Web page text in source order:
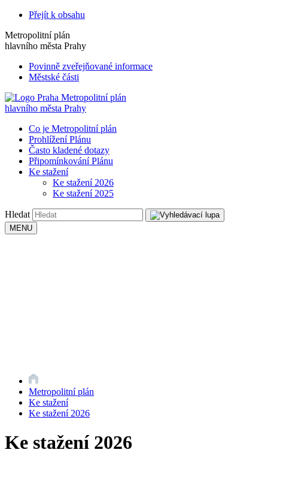
Přejít k obsahu
Metropolitní plán
hlavního města Prahy
Povinně zveřejňované informace
Městské části
Metropolitní plán
hlavního města Prahy
Co je Metropolitní plán
Prohlížení Plánu
Často kladené dotazy
Připomínkování Plánu
Ke stažení
Ke stažení 2026
Ke stažení 2025
Hledat
MENU
Metropolitní plán
Ke stažení
Ke stažení 2026
Ke stažení 2026